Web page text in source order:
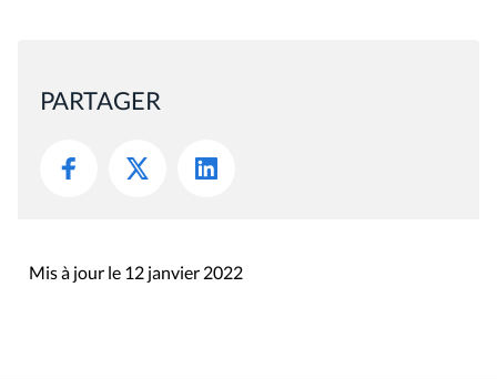
PARTAGER
Mis à jour le 12 janvier 2022